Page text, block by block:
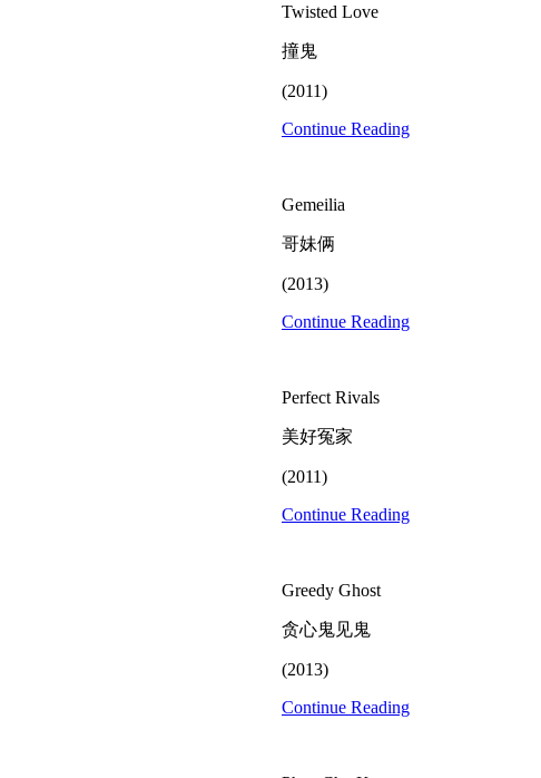
Twisted Love
撞鬼
(2011)
Continue Reading
Gemeilia
哥妹俩
(2013)
Continue Reading
Perfect Rivals
美好冤家
(2011)
Continue Reading
Greedy Ghost
贪心鬼见鬼
(2013)
Continue Reading